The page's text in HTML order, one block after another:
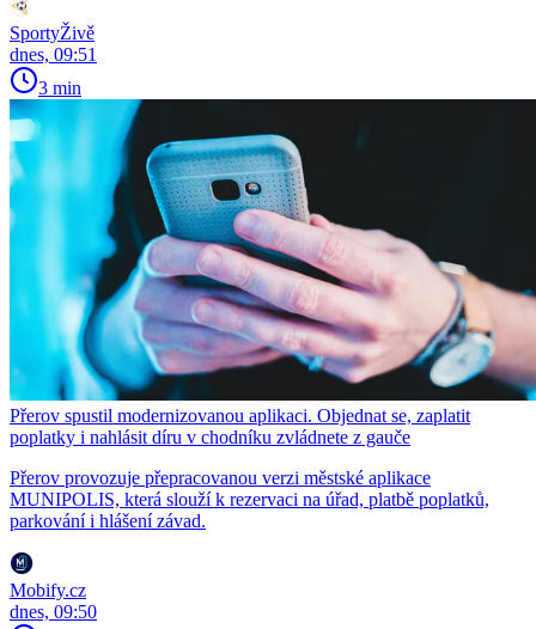
SportyŽivě
dnes, 09:51
3 min
Přerov spustil modernizovanou aplikaci. Objednat se, zaplatit
poplatky i nahlásit díru v chodníku zvládnete z gauče
Přerov provozuje přepracovanou verzi městské aplikace
MUNIPOLIS, která slouží k rezervaci na úřad, platbě poplatků,
parkování i hlášení závad.
Mobify.cz
dnes, 09:50